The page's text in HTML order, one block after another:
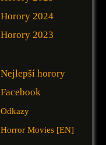
Horory 2024
Horory 2023
Nejlepší horory
Facebook
Odkazy
Horror Movies [EN]